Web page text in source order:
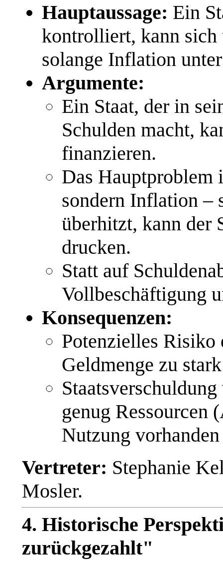
Hauptaussage: Ein
kontrolliert, kann sich
solange Inflation
Argumente:
Ein Staat, der in
Schulden macht,
finanzieren.
Das Hauptproblem
sondern Inflation –
überhitzt, kann der
drucken.
Statt auf
Vollbeschäftigung
Konsequenzen:
Potenzielles
Geldmenge zu
genug
Nutzung
Vertreter: Stephanie
Mosler.
4. Historische
zurückgezahlt"